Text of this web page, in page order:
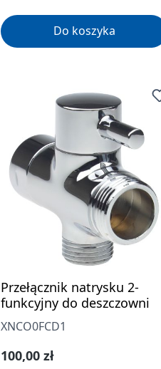
Do koszyka
Przełącznik natrysku 2-
funkcyjny do deszczowni
XNCO0FCD1
Cena regularna:
100,00 zł